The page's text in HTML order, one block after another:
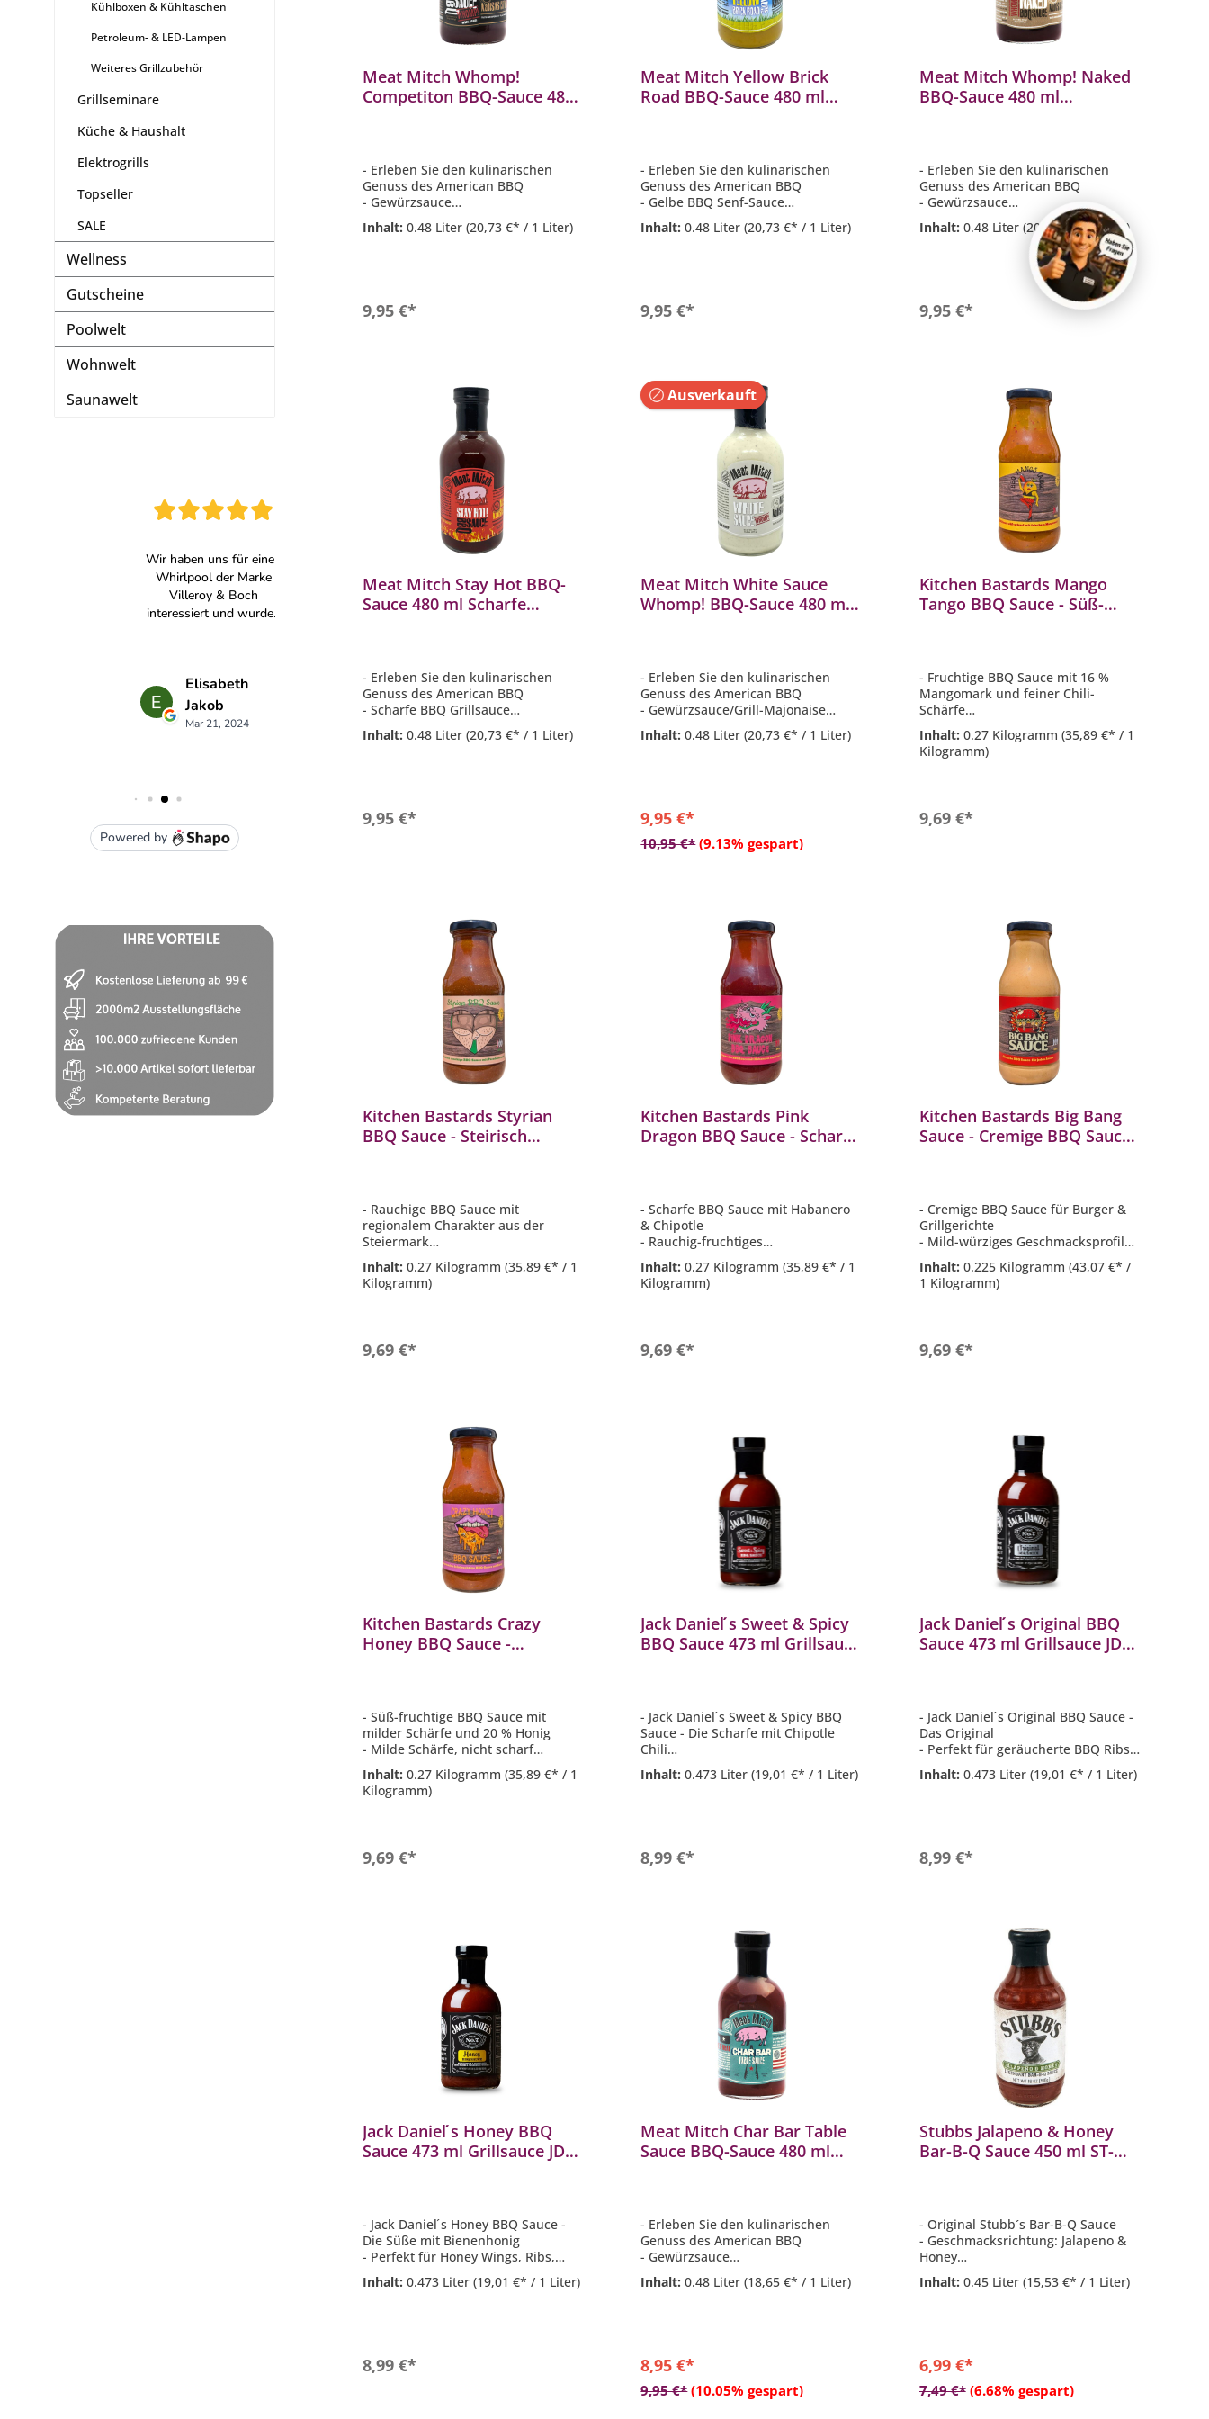
Kühlboxen & Kühltaschen
Petroleum- & LED-Lampen
Weiteres Grillzubehör
Grillseminare
Küche & Haushalt
Elektrogrills
Topseller
SALE
Wellness
Gutscheine
Poolwelt
Wohnwelt
Saunawelt
Meat Mitch Whomp!
Competiton BBQ-Sauce 480
- Erleben Sie den kulinarischen
Genuss des American BBQ
- Gewürzsauce
- Glutenfrei
- Inhalt 480 ml
Inhalt: 0.48 Liter (20,73 €* / 1 Liter)
9,95 €*In den Warenkorb
Meat Mitch Yellow Brick
Road BBQ-Sauce 480 ml
- Erleben Sie den kulinarischen
Genuss des American BBQ
- Gelbe BBQ Senf-Sauce
- Glutenfrei
- Inhalt 480 ml
Inhalt:0.48 Liter(20,73 €* / 1 Liter)
9,95 €*In den Warenkorb
Meat Mitch Whomp! Naked
BBQ-Sauce 480 ml
- Erleben Sie den kulinarischen
Genuss des American BBQ
- Gewürzsauce
- Glutenfrei
- Inhalt 480 ml
- Perfekt für Steaks, Rippchen,
Brisket, Schweinefleisch, Hühnchen,
Inhalt: 0.48 Liter (20,73 €* / 1 Liter)
9,95 €*In den Warenkorb
Meat Mitch Stay Hot BBQ-
Sauce 480 ml Scharfe
- Erleben Sie den kulinarischen
Genuss des American BBQ
- Scharfe BBQ Grillsauce
- Glutenfrei
- Inhalt 480 ml
Inhalt: 0.48 Liter (20,73 €* / 1 Liter)
9,95 €*In den Warenkorb
Ausverkauft
Meat Mitch White Sauce
Whomp! BBQ-Sauce 480 ml
- Erleben Sie den kulinarischen
Genuss des American BBQ
- Gewürzsauce/Grill-Majonaise
- Glutenfrei
- Inhalt 480 ml
Inhalt:0.48 Liter(20,73 €* / 1 Liter)
9,95 €*
10,95 €* (9.13% gespart)
Kitchen Bastards Mango
Tango BBQ Sauce - Süß-
- Fruchtige BBQ Sauce mit 16 %
Mangomark und feiner Chili-
Schärfe
- Süß-scharfes Geschmacksprofil
- Ideal für Fleisch, Fisch und
asiatische Gerichte
Inhalt: 0.27 Kilogramm (35,89 €* / 1
Kilogramm)
9,69 €*In den Warenkorb
Kitchen Bastards Styrian
BBQ Sauce - Steirisch
- Rauchige BBQ Sauce mit
regionalem Charakter aus der
Steiermark
- 50 % Paradeisermark als Basis
- Ideal für Würste, Fleisch und
regionale Klassiker
Inhalt: 0.27 Kilogramm (35,89 €* / 1
Kilogramm)
9,69 €*In den Warenkorb
Kitchen Bastards Pink
Dragon BBQ Sauce - Scharfe
- Scharfe BBQ Sauce mit Habanero
& Chipotle
- Rauchig-fruchtiges
Geschmacksprofil
- Ideal für Grill, Wok und asiatisch
inspirierte Küche
Inhalt:0.27 Kilogramm(35,89 €* / 1
Kilogramm)
9,69 €*In den Warenkorb
Kitchen Bastards Big Bang
Sauce - Cremige BBQ Sauce
- Cremige BBQ Sauce für Burger &
Grillgerichte
- Mild-würziges Geschmacksprofil
- Ideal als Sauce, Dip oder Burger-
Belag
- Perfekt für Fleisch, Geflügel &
Inhalt: 0.225 Kilogramm (43,07 €* /
1 Kilogramm)
9,69 €*In den Warenkorb
Kitchen Bastards Crazy
Honey BBQ Sauce -
- Süß-fruchtige BBQ Sauce mit
milder Schärfe und 20 % Honig
- Milde Schärfe, nicht scharf
- Ideal zum Glasieren, Dippen und
Verfeinern
- Perfekt für Fleisch, Geflügel und
Inhalt: 0.27 Kilogramm (35,89 €* / 1
Kilogramm)
9,69 €*In den Warenkorb
Jack Daniel ́s Sweet & Spicy
BBQ Sauce 473 ml Grillsauce
- Jack Daniel ́s Sweet & Spicy BBQ
Sauce - Die Scharfe mit Chipotle
Chili
- Perfekt für Chicken Wings, Nachos
oder BBQ Chicken
Inhalt:0.473 Liter(19,01 €* / 1 Liter)
8,99 €*In den Warenkorb
Jack Daniel ́s Original BBQ
Sauce 473 ml Grillsauce JD-
- Jack Daniel ́s Original BBQ Sauce -
Das Original
- Perfekt für geräucherte BBQ Ribs,
Burger oder Bratwürstchen
- Ideal auch als Marinade
Inhalt: 0.473 Liter (19,01 €* / 1 Liter)
8,99 €*In den Warenkorb
Jack Daniel ́s Honey BBQ
Sauce 473 ml Grillsauce JD-
- Jack Daniel ́s Honey BBQ Sauce -
Die Süße mit Bienenhonig
- Perfekt für Honey Wings, Ribs,
Hähnchen
- Ideal auch als Marinade
Inhalt: 0.473 Liter (19,01 €* / 1 Liter)
8,99 €*In den Warenkorb
Meat Mitch Char Bar Table
Sauce BBQ-Sauce 480 ml
- Erleben Sie den kulinarischen
Genuss des American BBQ
- Gewürzsauce
- Glutenfrei
- Inhalt 480 ml
Inhalt:0.48 Liter(18,65 €* / 1 Liter)
8,95 €*
9,95 €* (10.05% gespart)
In den Warenkorb
Stubbs Jalapeno & Honey
Bar-B-Q Sauce 450 ml ST-
- Original Stubb´s Bar-B-Q Sauce
- Geschmacksrichtung: Jalapeno &
Honey
- Fruchtige Tomatensauce mit
natürlicher Süße von Zucker und
Inhalt: 0.45 Liter (15,53 €* / 1 Liter)
6,99 €*
7,49 €* (6.68% gespart)
In den Warenkorb